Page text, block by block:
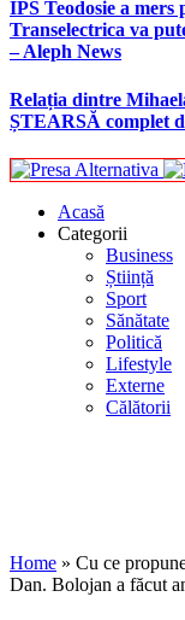
ÎPS Teodosie a mers
Transelectrica va
– Aleph News
Relația dintre
ȘTEARSĂ complet
Acasă
Categorii
Business
Știință
Sport
Sănătate
Politică
Lifestyle
Externe
Călătorii
Home » Cu ce
Dan. Bolojan a făcut